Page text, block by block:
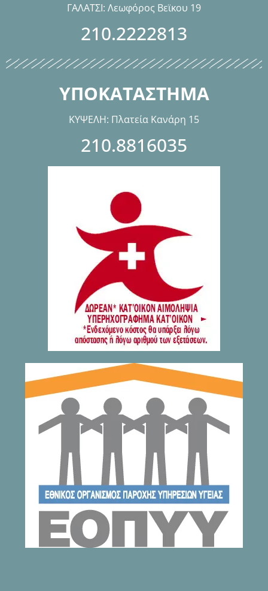
ΓΑΛΑΤΣΙ: Λεωφόρος Βεϊκου 19
210.2222813
ΥΠΟΚΑΤΑΣΤΗΜΑ
ΚΥΨΕΛΗ: Πλατεία Κανάρη 15
210.8816035